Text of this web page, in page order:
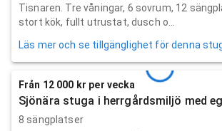
Tisnaren. Tre våningar, 6 sovrum, 12
stort kök, fullt utrustat, dusch o...
Läs mer och se tillgänglighet för denna
Från 12 000 kr per vecka
Sjönära stuga i herrgårdsmiljö med
8 sängplatser